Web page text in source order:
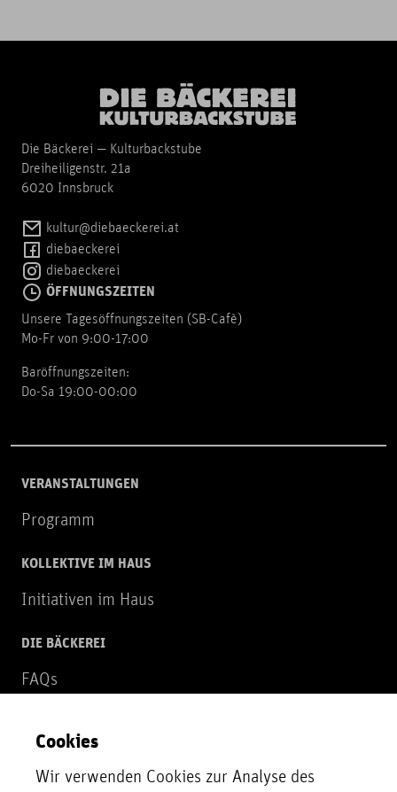
Die Bäckerei — Kulturbackstube
Dreiheiligenstr. 21a
6020 Innsbruck
kultur@diebaeckerei.at
diebaeckerei
diebaeckerei
ÖFFNUNGSZEITEN
Unsere Tagesöffnungszeiten (SB-Cafè)
Mo-Fr von 9:00-17:00
Baröffnungszeiten:
Do-Sa 19:00-00:00
VERANSTALTUNGEN
Programm
KOLLEKTIVE IM HAUS
Initiativen im Haus
DIE BÄCKEREI
FAQs
NEWSLETTER
Zur Newsletter Anmeldung
Cookies
Wir verwenden Cookies zur Analyse des